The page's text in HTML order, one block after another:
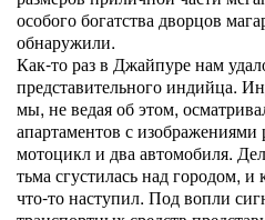
особого богатства дворцов
обнаружили.
Как-то раз в Джайпуре нам
представительного индийца.
мы, не ведая об этом,
апартаментов с
мотоцикл и два автомобиля.
тьма сгустилась над городом, и
что-то наступил. Под вопли